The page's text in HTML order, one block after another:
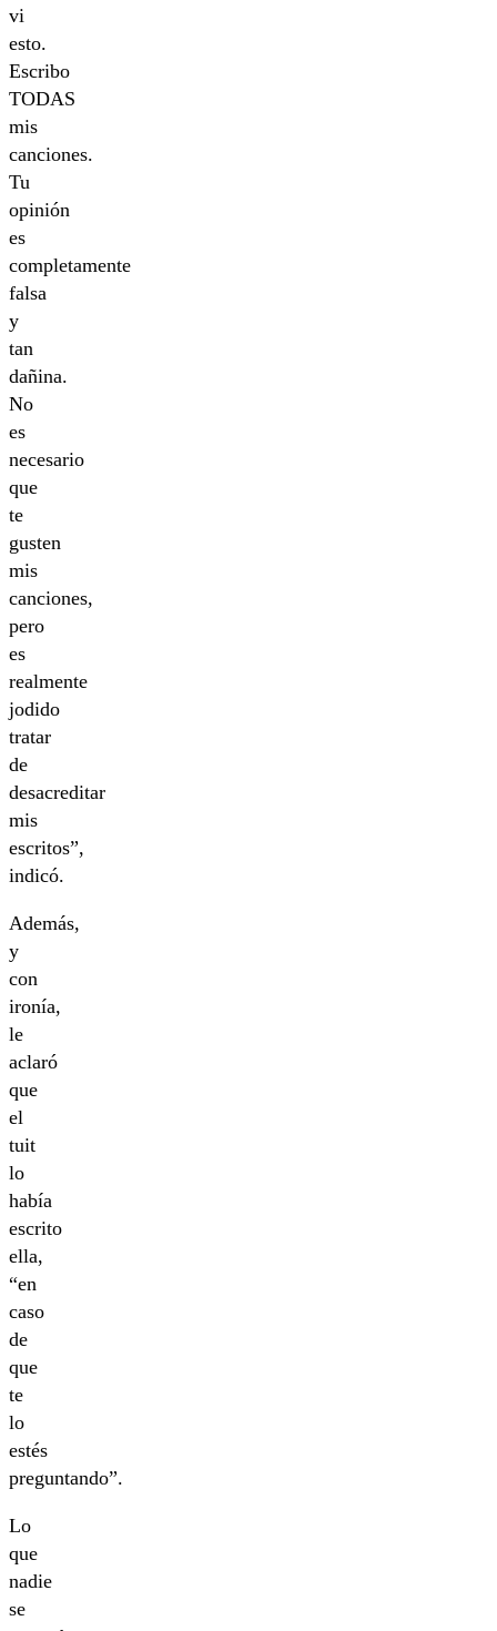
vi
esto.
Escribo
TODAS
mis
canciones.
Tu
opinión
es
completamente
falsa
y
tan
dañina.
No
es
necesario
que
te
gusten
mis
canciones,
pero
es
realmente
jodido
tratar
de
desacreditar
mis
escritos”,
indicó.
Además,
y
con
ironía,
le
aclaró
que
el
tuit
lo
había
escrito
ella,
“en
caso
de
que
te
lo
estés
preguntando”.
Lo
que
nadie
se